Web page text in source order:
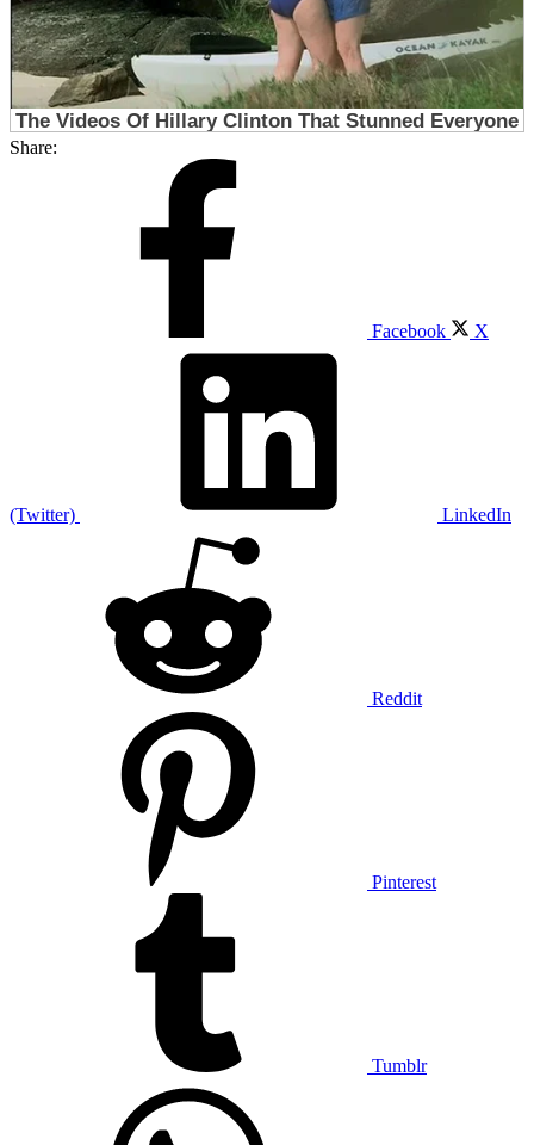
Share:
Facebook X
(Twitter) LinkedIn
Reddit
Pinterest
Tumblr